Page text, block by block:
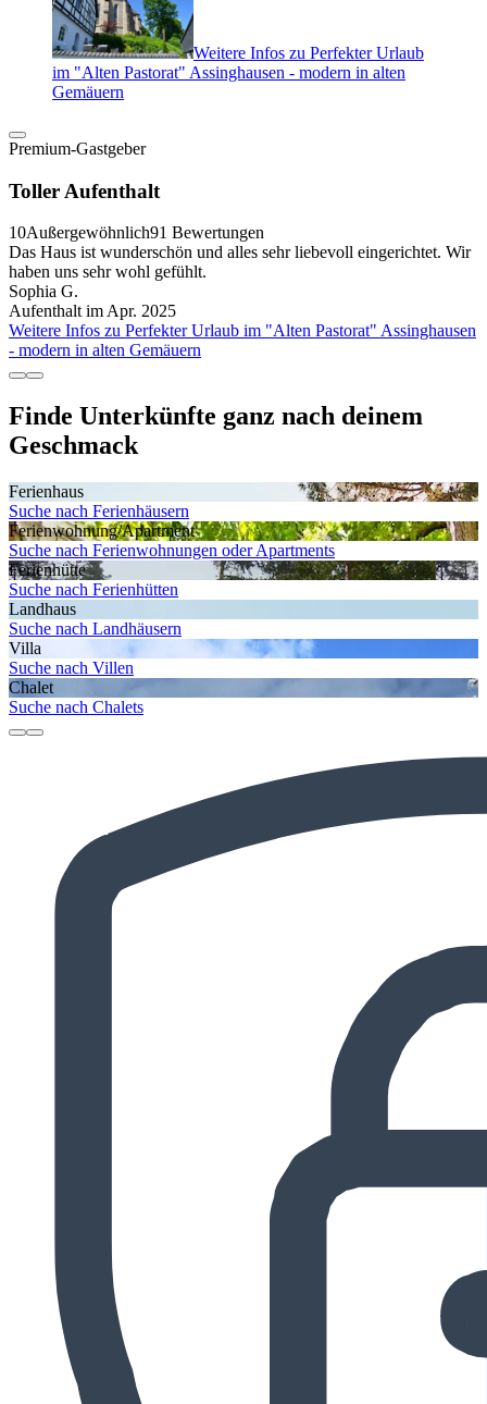
Weitere Infos zu Perfekter Urlaub
im "Alten Pastorat" Assinghausen - modern in alten
Gemäuern
Premium-Gastgeber
Toller Aufenthalt
10Außergewöhnlich91 Bewertungen
Das Haus ist wunderschön und alles sehr liebevoll eingerichtet. Wir
haben uns sehr wohl gefühlt.
Sophia G.
Aufenthalt im Apr. 2025
Weitere Infos zu Perfekter Urlaub im "Alten Pastorat" Assinghausen
- modern in alten Gemäuern
Finde Unterkünfte ganz nach deinem
Geschmack
Ferienhaus
Suche nach Ferienhäusern
Ferienwohnung/Apartment
Suche nach Ferienwohnungen oder Apartments
Ferienhütte
Suche nach Ferienhütten
Landhaus
Suche nach Landhäusern
Villa
Suche nach Villen
Chalet
Suche nach Chalets